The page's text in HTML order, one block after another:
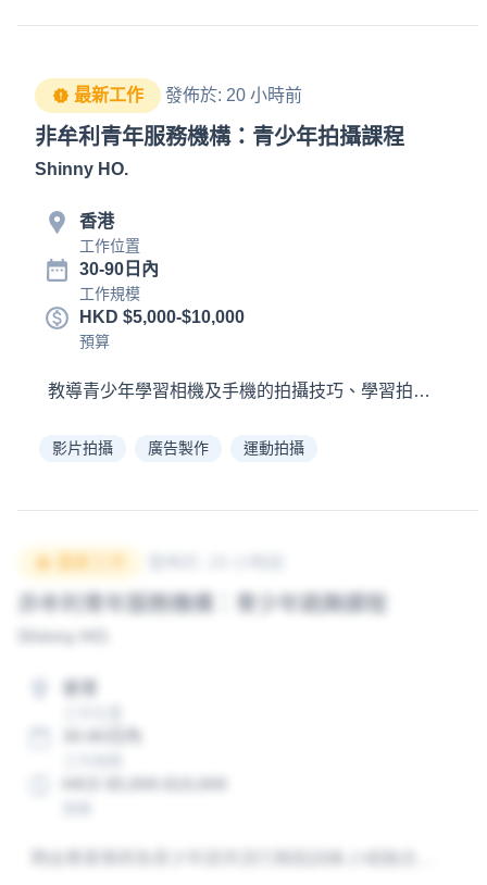
最新工作 發佈於: 20 小時前
非牟利青年服務機構：青少年拍攝課程
Shinny HO.
香港
工作位置
30-90日內
工作規模
HKD $5,000-$10,000
預算
教導青少年學習相機及手機的拍攝技巧、學習拍攝及製作
影片拍攝 廣告製作 運動拍攝
非牟利青年服務機構：青少年跳舞課程